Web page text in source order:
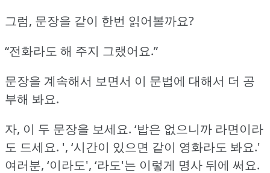
그럼, 문장을 같이 한번 읽어볼까요?
“전화라도 해 주지 그랬어요.”
문장을 계속해서 보면서 이 문법에 대해서 더 공
부해 봐요.
자, 이 두 문장을 보세요. ‘밥은 없으니까 라면이라
도 드세요. ', ‘시간이 있으면 같이 영화라도 봐요.'
여러분, ‘이라도', ‘라도'는 이렇게 명사 뒤에 써요.